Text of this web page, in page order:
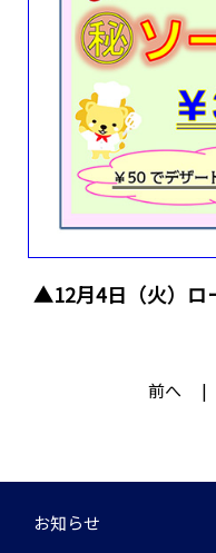
▲12月4日（火）ロ
前へ
お知らせ